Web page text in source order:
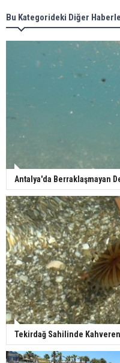
Bu Kategorideki Diğer
Antalya'da Berraklaşmayan
Tekirdağ Sahilinde